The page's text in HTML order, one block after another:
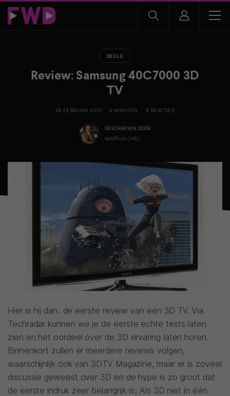
BEELD
Review: Samsung 40C7000 3D
TV
26 FEBRUARI 2010 8 MINUTEN 9 REACTIES
GESCHREVEN DOOR
MARTIJN CHEL
Hier is hij dan.. de eerste review van een 3D TV. Via
Techradar kunnen we je de eerste echte tests laten
zien en het oordeel over de 3D ervaring laten horen.
Binnenkort zullen er meerdere reviews volgen,
waarschijnlijk ook van 3DTV Magazine, maar er is zoveel
discussie geweest over 3D en de hype is zo groot dat
de eerste indruk zeer belangrijk is; Als 3D niet in één